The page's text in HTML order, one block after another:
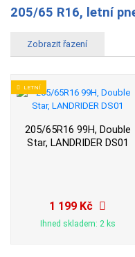
205/65 R16, letní
LETNÍ
205/65R16 99H, Double
Star, LANDRIDER DS01
1 199 Kč
Ihned skladem: 2 ks